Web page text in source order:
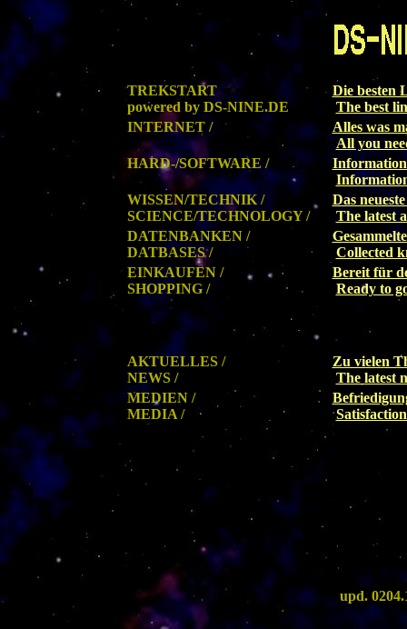
TREKSTART
powered by DS-NINE.DE
Die besten
The best
INTERNET /
Alles was
All you
HARD-/SOFTWARE /
Information
WISSEN/TECHNIK /
SCIENCE/TECHNOLOGY /
Das
The latest
DATENBANKEN /
DATBASES /
Collected
EINKAUFEN /
SHOPPING /
Bereit für
Ready to
AKTUELLES /
NEWS /
Zu vielen
The latest
MEDIEN /
MEDIA /
upd.